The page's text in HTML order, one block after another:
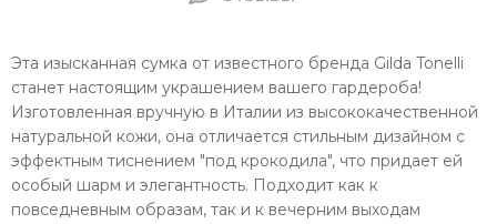
Эта изысканная сумка от известного бренда Gilda Tonelli
станет настоящим украшением вашего гардероба!
Изготовленная вручную в Италии из высококачественной
натуральной кожи, она отличается стильным дизайном с
эффектным тиснением "под крокодила", что придает ей
особый шарм и элегантность. Подходит как к
повседневным образам, так и к вечерним выходам